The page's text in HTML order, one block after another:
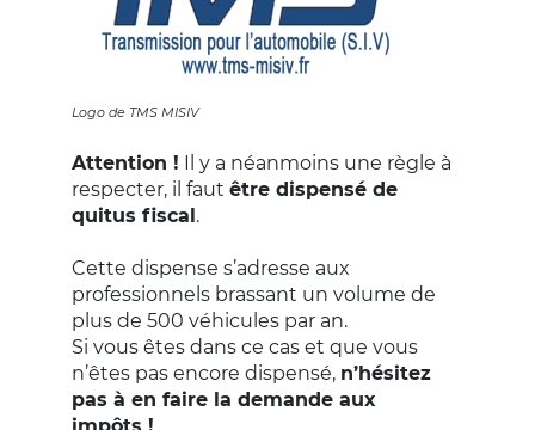
Logo de TMS MISIV
Attention ! Il y a néanmoins une règle à
respecter, il faut être dispensé de
quitus fiscal.
Cette dispense s’adresse aux
professionnels brassant un volume de
plus de 500 véhicules par an.
Si vous êtes dans ce cas et que vous
n’êtes pas encore dispensé, n’hésitez
pas à en faire la demande aux